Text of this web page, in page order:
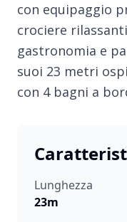
con equipaggio
crociere
gastronomia e
suoi 23 metri
con 4 bagni a
Lunghezza
23m